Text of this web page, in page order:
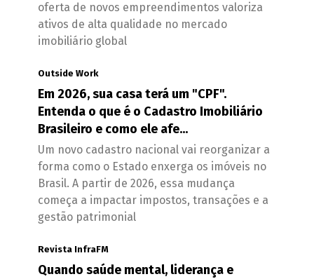
oferta de novos empreendimentos valoriza
ativos de alta qualidade no mercado
imobiliário global
Outside Work
Em 2026, sua casa terá um "CPF".
Entenda o que é o Cadastro Imobiliário
Brasileiro e como ele afe...
Um novo cadastro nacional vai reorganizar a
forma como o Estado enxerga os imóveis no
Brasil. A partir de 2026, essa mudança
começa a impactar impostos, transações e a
gestão patrimonial
Revista InfraFM
Quando saúde mental, liderança e